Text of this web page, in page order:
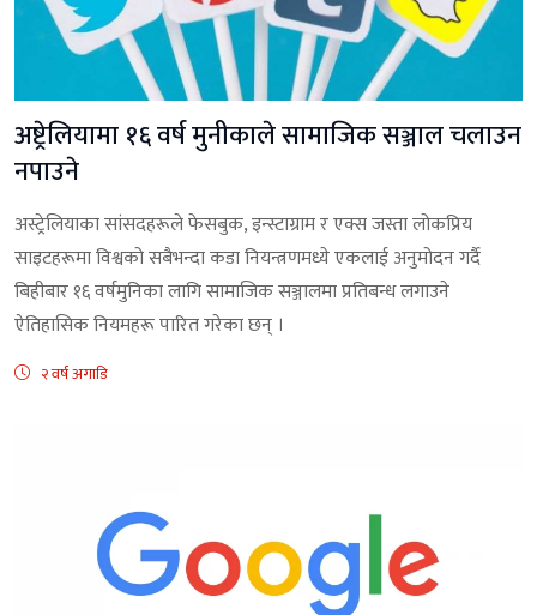
अष्ट्रेलियामा १६ वर्ष मुनीकाले सामाजिक सञ्जाल चलाउन
नपाउने
अस्ट्रेलियाका सांसदहरूले फेसबुक, इन्स्टाग्राम र एक्स जस्ता लोकप्रिय
साइटहरूमा विश्वको सबैभन्दा कडा नियन्त्रणमध्ये एकलाई अनुमोदन गर्दै
बिहीबार १६ वर्षमुनिका लागि सामाजिक सञ्जालमा प्रतिबन्ध लगाउने
ऐतिहासिक नियमहरू पारित गरेका छन् ।
२ वर्ष अगाडि